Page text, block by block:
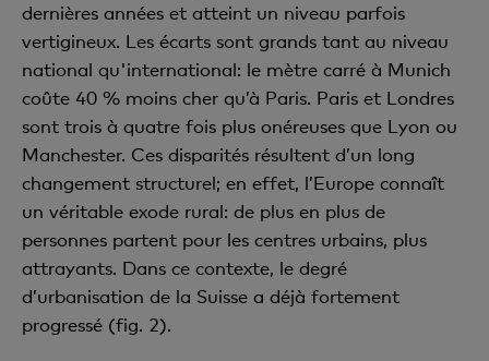
dernières années et atteint un niveau parfois
vertigineux. Les écarts sont grands tant au niveau
national qu'international: le mètre carré à Munich
coûte 40 % moins cher qu’à Paris. Paris et Londres
sont trois à quatre fois plus onéreuses que Lyon ou
Manchester. Ces disparités résultent d’un long
changement structurel; en effet, l’Europe connaît
un véritable exode rural: de plus en plus de
personnes partent pour les centres urbains, plus
attrayants. Dans ce contexte, le degré
d’urbanisation de la Suisse a déjà fortement
progressé (fig. 2).